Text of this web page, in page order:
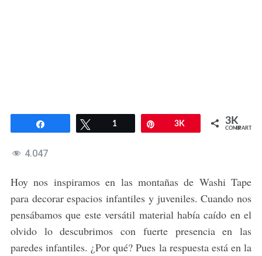
Compartir Twittear
1 3K 3K
COMPARTIR
4.047
Hoy nos inspiramos en las montañas de Washi Tape
para decorar espacios infantiles y juveniles. Cuando nos
pensábamos que este versátil material había caído en el
olvido lo descubrimos con fuerte presencia en las
paredes infantiles. ¿Por qué? Pues la respuesta está en la